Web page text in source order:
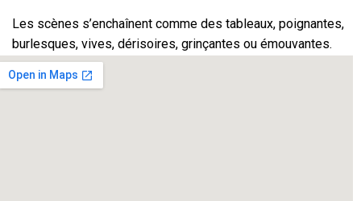
Les scènes s’enchaînent comme des tableaux, poignantes,
burlesques, vives, dérisoires, grinçantes ou émouvantes.
Tout en prenant par l’humour le contre pied de cette
actualité humaine et tragique, l’auteur y entremêle les